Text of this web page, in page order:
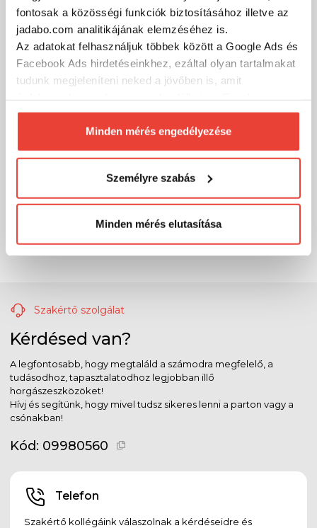
fontosak a közösségi funkciók biztosításához illetve az
jadabo.com analitikájának elemzéséhez is.
Az adatokat felhasználjuk többek között a Google Ads és
Facebook Ads hirdetéseinkhez, ezáltal olyan tartalmakat
tudunk megjeleníteni neked a jövőben is, amit
biztosításához arra kérünk, hogy engedd meg
számunkra minden mérés használatát.
Természetesensoha semmilyen formában nem fogunk
megváltoztathatod a döntésed ezzel kapcsolatban.
Előre is köszönjük!
Minden mérés engedélyezése
Személyre szabás
Minden mérés elutasítása
MÁRKÁINK
Szakértő szolgálat
Kérdésed van?
A legfontosabb, hogy megtaláld a számodra megfelelő, a
tudásodhoz, tapasztalatodhoz legjobban illő
horgászeszközöket!
Hívj és segítünk, hogy mivel tudsz sikeres lenni a parton vagy a
csónakban!
Kód: 09980560
Telefon
Szakértő kollégáink válaszolnak a kérdéseidre és